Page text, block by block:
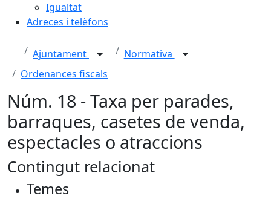
Igualtat
Adreces i telèfons
Ajuntament
Normativa
Ordenances fiscals
Núm. 18 - Taxa per parades,
barraques, casetes de venda,
espectacles o atraccions
Contingut relacionat
Temes